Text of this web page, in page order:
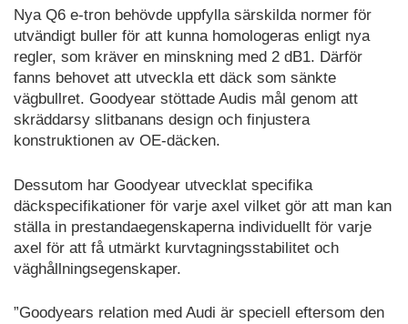
Nya Q6 e-tron behövde uppfylla särskilda normer för
utvändigt buller för att kunna homologeras enligt nya
regler, som kräver en minskning med 2 dB1. Därför
fanns behovet att utveckla ett däck som sänkte
vägbullret. Goodyear stöttade Audis mål genom att
skräddarsy slitbanans design och finjustera
konstruktionen av OE-däcken.
Dessutom har Goodyear utvecklat specifika
däckspecifikationer för varje axel vilket gör att man kan
ställa in prestandaegenskaperna individuellt för varje
axel för att få utmärkt kurvtagningsstabilitet och
väghållningsegenskaper.
”Goodyears relation med Audi är speciell eftersom den